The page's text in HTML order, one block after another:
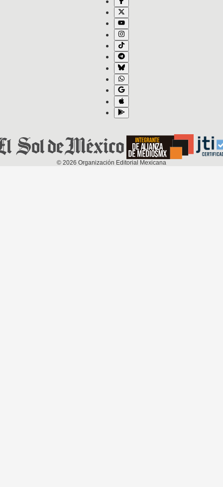
© 2026 Organización Editorial Mexicana